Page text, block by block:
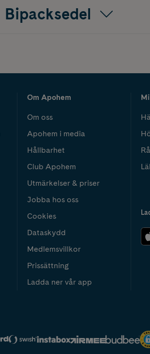
Bipacksedel
Om Apohem
Om oss
Apohem i media
Hållbarhet
Club Apohem
Utmärkelser & priser
Jobba hos oss
Cookies
Dataskydd
Medlemsvillkor
Prissättning
Ladda ner vår app